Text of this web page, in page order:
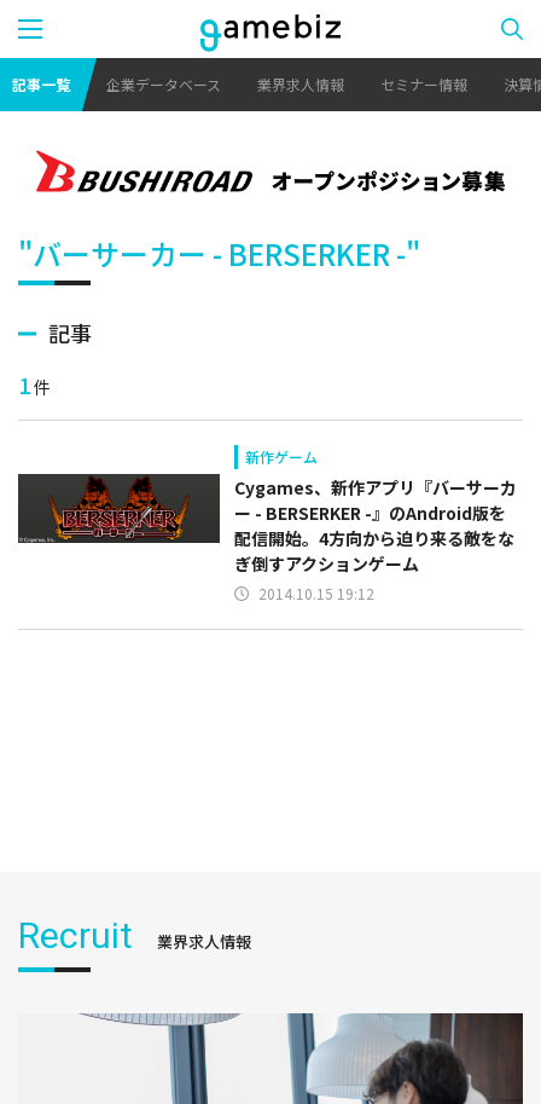
記事一覧 企業データベース 業界求人情報 セミナー情報 決算
"バーサーカー - BERSERKER -"
記事
1件
新作ゲーム
Cygames、新作アプリ『バーサーカ
ー - BERSERKER -』のAndroid版を
配信開始。4方向から迫り来る敵をな
ぎ倒すアクションゲーム
2014.10.15 19:12
Recruit 業界求人情報